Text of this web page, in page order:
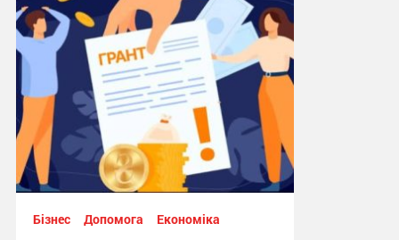
Бізнес Допомога Економіка